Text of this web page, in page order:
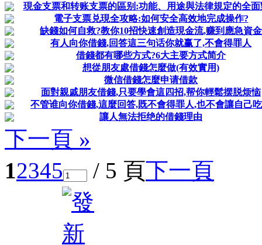
現金支票和转账支票的區别:功能、用途與法律規定的全面
電子支票兑現全攻略:如何安全高效地完成操作?
缺錢如何自救?教你10招快速創造現金流,赚到應急資金
有人向你借錢,回答這三句话你就赢了,不會得罪人
借錢都有哪些方式?6大主要方式简介
想從朋友處借錢怎麼做(有效實用)
微信借錢怎麼申请借款
面對親戚朋友借錢,只要學會這四招,帮你輕鬆摆脱烦恼
不管谁向你借錢,這麼回答,既不會得罪人,也不會讓自己
讓人無法拒绝的借錢理由
下一頁 »
12345 / 5 頁下一頁